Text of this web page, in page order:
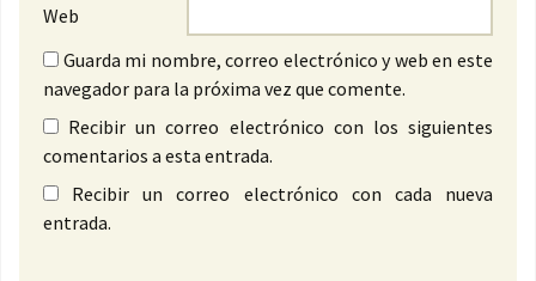
Web
Guarda mi nombre, correo electrónico y web en este
navegador para la próxima vez que comente.
Recibir un correo electrónico con los siguientes
comentarios a esta entrada.
Recibir un correo electrónico con cada nueva
entrada.